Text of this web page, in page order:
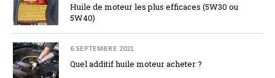
Huile de moteur les plus efficaces (5W30 ou
5W40)
6 SEPTEMBRE 2021
Quel additif huile moteur acheter ?